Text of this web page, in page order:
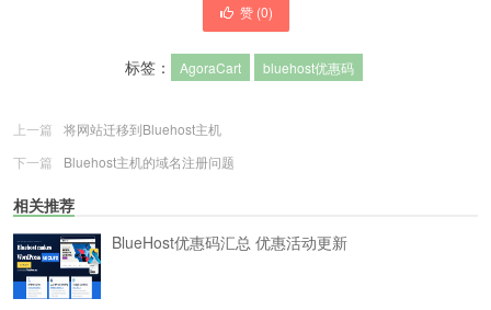
赞 (0)
标签： AgoraCart bluehost优惠码
上一篇
将网站迁移到Bluehost主机
下一篇
Bluehost主机的域名注册问题
相关推荐
BlueHost优惠码汇总 优惠活动更新